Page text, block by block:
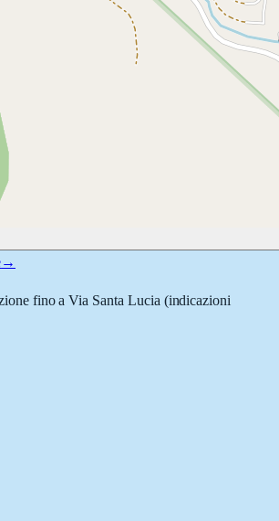
→
fino aVia Santa Lucia (indicazioni